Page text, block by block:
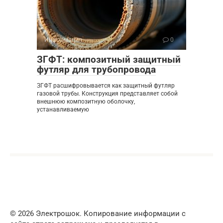
Информация 0
ЗГФТ: композитный защитный
футляр для трубопровода
ЗГФТ расшифровывается как защитный футляр
газовой трубы. Конструкция представляет собой
внешнюю композитную оболочку,
устанавливаемую
© 2026 Электрошок. Копирование информации с